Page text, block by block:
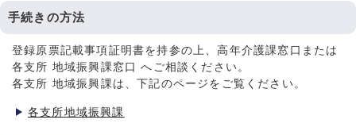
手続きの方法
登録原票記載事項証明書を持参の上、高年介護課窓口または
各支所 地域振興課窓口 へご相談ください。
各支所 地域振興課は、下記のページをご覧ください。
各支所地域振興課